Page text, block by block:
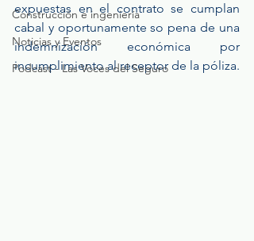
Construcción e ingeniería
Noticias y Eventos
Podcast - Las Voces del Seguro
expuestas en el contrato se cumplan
cabal y oportunamente so pena de una
indemnización económica por
incumplimiento al receptor de la póliza.